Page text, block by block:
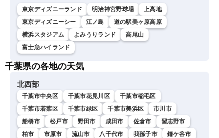
東京ディズニーランド 明治神宮野球場
上高地
東京ディズニーシー
江ノ島
道の駅美ヶ原高原
横浜スタジアム
よみうりランド
高尾山
富士急ハイランド
千葉県の各地の天気
北西部
千葉市中央区 千葉市花見川区
千葉市稲毛区
千葉市若葉区
千葉市緑区 千葉市美浜区
市川市
船橋市
松戸市 野田市 成田市 佐倉市
習志野市
柏市
市原市 流山市 八千代市 我孫子市 鎌ケ谷市